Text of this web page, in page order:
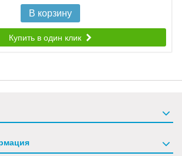
В корзину
Купить в один клик